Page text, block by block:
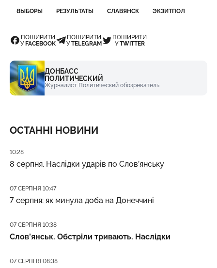
ВЫБОРЫ РЕЗУЛЬТАТЫ СЛАВЯНСК ЭКЗИТПОЛ
ПОШИРИТИ
У FACEBOOK
ПОШИРИТИ
УTELEGRAM
ПОШИРИТИ
УTWITTER
ДОНБАСС
ПОЛИТИЧЕСКИЙ
Журналист Политический обозреватель
ОСТАННІ НОВИНИ
Дата публікації
10:28
8 серпня. Наслідки ударів по Слов’янську
Дата публікації
07 СЕРПНЯ 10:47
7 серпня: як минула доба на Донеччині
Дата публікації
07 СЕРПНЯ 10:38
Слов’янськ. Обстріли тривають. Наслідки
Дата публікації
07 СЕРПНЯ 08:38